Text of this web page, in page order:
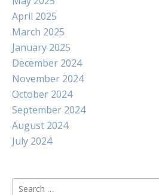
April 2025
March 2025
January 2025
December 2024
November 2024
October 2024
September 2024
August 2024
July 2024
Search